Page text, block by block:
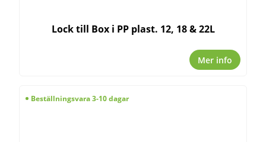
Lock till Box i PP plast. 12, 18 & 22L
Mer info
Beställningsvara 3-10 dagar